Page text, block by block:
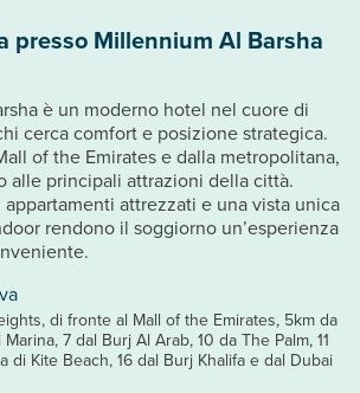
di fronte al Mall of the Emirates, 5km da
7 dal Burj Al Arab, 10 da The Palm, 11
di Kite Beach, 16 dal Burj Khalifa e dal Dubai
presso Millennium Al Barsha
è un moderno hotel nel cuore di
cerca comfort e posizione strategica.
of the Emirates e dalla metropolitana,
alle principali attrazioni della città.
attrezzati e una vista unica
rendono il soggiorno un’esperienza